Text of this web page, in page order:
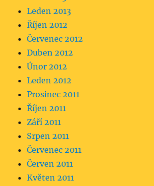
Leden 2013
Říjen 2012
Červenec 2012
Duben 2012
Únor 2012
Leden 2012
Prosinec 2011
Říjen 2011
Září 2011
Srpen 2011
Červenec 2011
Červen 2011
Květen 2011